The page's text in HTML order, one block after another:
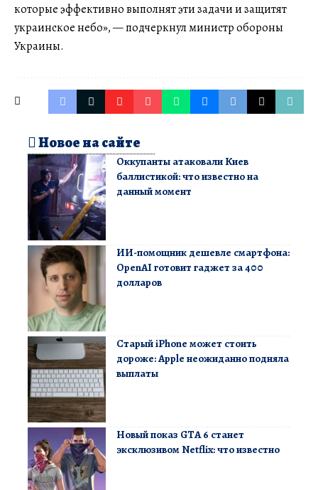
которые эффективно выполнят эти задачи и защитят
украинское небо», — подчеркнул министр обороны
Украины.
Новое на сайте
Оккупанты атаковали Киев
баллистикой: что известно на
данный момент
ИИ-помощник дешевле смартфона:
OpenAI готовит гаджет за 400
долларов
Старый iPhone может стоить
дороже: Apple неожиданно подняла
выплаты
Новый показ GTA 6 станет
эксклюзивом Netflix: что известно